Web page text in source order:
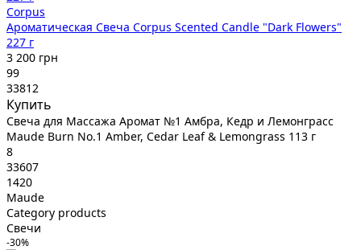
Corpus
Ароматическая Свеча Corpus Scented Candle "Dark Flowers"
227 г
3 200 грн
99
33812
Купить
Свеча для Массажа Аромат №1 Амбра, Кедр и Лемонграсс
Maude Burn No.1 Amber, Cedar Leaf & Lemongrass 113 г
8
33607
1420
Maude
Category products
Свечи
-30%